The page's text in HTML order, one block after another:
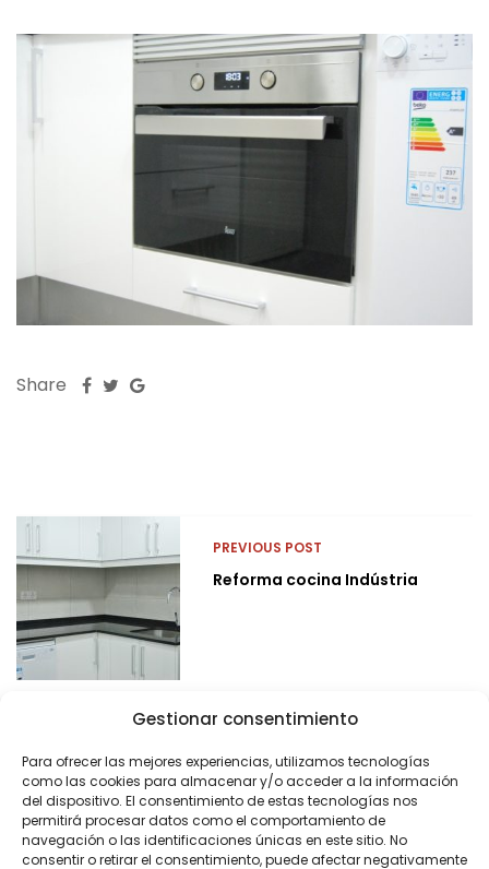
Gestionar consentimiento
Para ofrecer las mejores experiencias, utilizamos tecnologías
como las cookies para almacenar y/o acceder a la información
del dispositivo. El consentimiento de estas tecnologías nos
permitirá procesar datos como el comportamiento de
navegación o las identificaciones únicas en este sitio. No
consentir o retirar el consentimiento, puede afectar negativamente
Share
PREVIOUS POST
Reforma cocina Indústria